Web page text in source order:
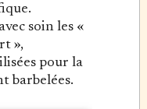
soin les «
»,
pour la
barbelées.